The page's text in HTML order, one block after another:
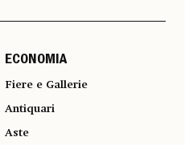
ECONOMIA
Fiere e Gallerie
Antiquari
Aste